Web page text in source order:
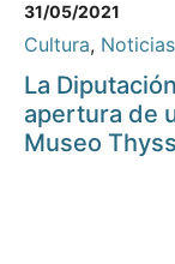
31/05/2021
Cultura, Noticias
La
apertura de
Museo